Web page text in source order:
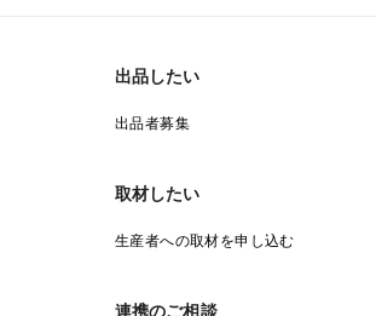
出品したい
出品者募集
取材したい
生産者への取材を申し込む
連携のご相談